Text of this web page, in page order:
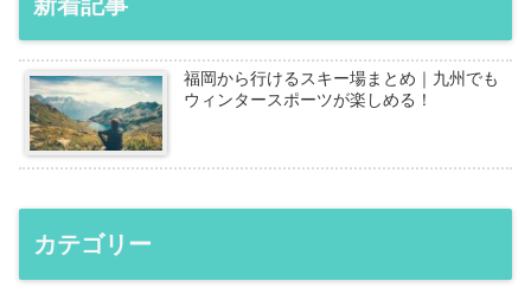
福岡から行けるスキー場まとめ｜九州でも
ウィンタースポーツが楽しめる！
カテゴリー